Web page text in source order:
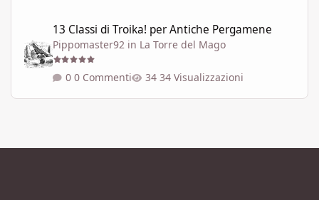
13 Classi di Troika! per Antiche Pergamene
Pippomaster92 in La Torre del Mago
0 Commenti 34 Visualizzazioni